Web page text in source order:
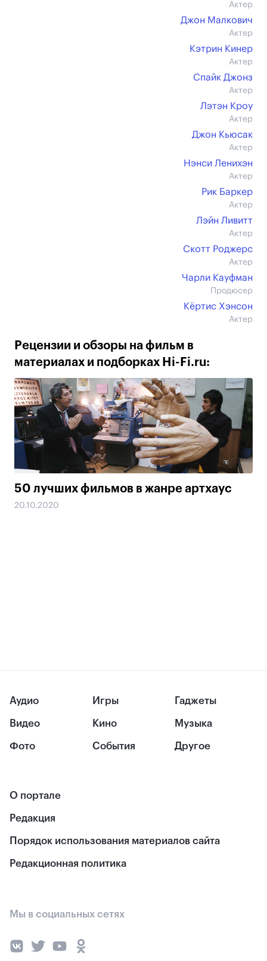
Актер
Джон Малкович
Актер
Кэтрин Кинер
Актер
Спайк Джонз
Актер
Лэтэн Кроу
Актер
Джон Кьюсак
Актер
Нэнси Ленихэн
Актер
Рик Баркер
Актер
Лэйн Ливитт
Актер
Скотт Роджерс
Актер
Чарли Кауфман
Продюсер
Кёртис Хэнсон
Актер
Рецензии и обзоры на фильм в
материалах и подборках Hi-Fi.ru:
50 лучших фильмов в жанре артхаус
20.10.2020
Аудио
Видео
Фото
Игры
Кино
События
Гаджеты
Музыка
Другое
О портале
Редакция
Порядок использования материалов сайта
Редакционная политика
Мы в социальных сетях